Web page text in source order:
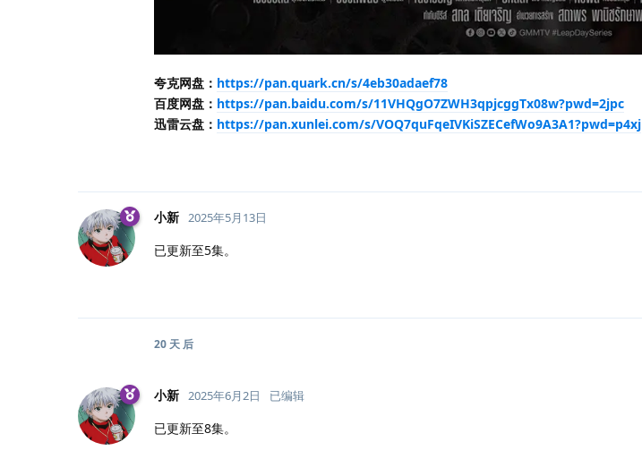
夸克网盘： https://pan.quark.cn/s/4eb30adaef78
百度网盘： https://pan.baidu.com/s/11VHQgO7ZWH3qpjcggTx08w?pwd=2jpc
迅雷云盘： https://pan.xunlei.com/s/VOQ7quFqeIVKiSZECefWo9A3A1?pwd=p4xj
小新 2025年5月13日
已更新至5集。
20 天 后
小新 2025年6月2日 已编辑
已更新至8集。